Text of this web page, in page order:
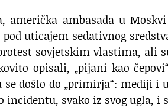
američka ambasada u
uticajem sedativnog
sovjetskim vlastima,
opisali, „pijani kao
se došlo do „primirja“: mediji
incidentu, svako iz svog ugla, i